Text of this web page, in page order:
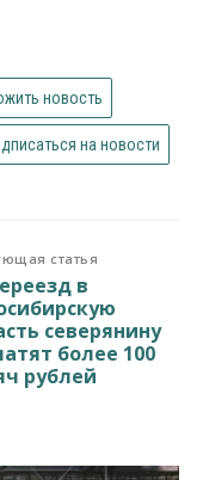
новость
на новости
статья
в
северянину
более 100
рублей